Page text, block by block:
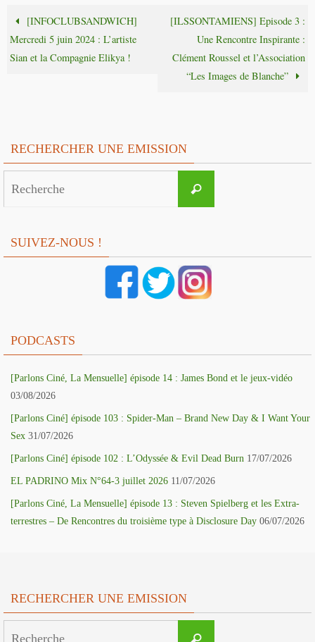
[INFOCLUBSANDWICH]
Mercredi 5 juin 2024 : L’artiste
Sian et la Compagnie Elikya !
[ILSSONTAMIENS] Episode 3 :
Une Rencontre Inspirante :
Clément Roussel et l’Association
“Les Images de Blanche”
RECHERCHER UNE EMISSION
Recherche
SUIVEZ-NOUS !
PODCASTS
[Parlons Ciné, La Mensuelle] épisode 14 : James Bond et le jeux-vidéo
03/08/2026
[Parlons Ciné] épisode 103 : Spider-Man – Brand New Day & I Want Your
Sex 31/07/2026
[Parlons Ciné] épisode 102 : L’Odyssée & Evil Dead Burn 17/07/2026
EL PADRINO Mix N°64-3 juillet 2026 11/07/2026
[Parlons Ciné, La Mensuelle] épisode 13 : Steven Spielberg et les Extra-
terrestres – De Rencontres du troisième type à Disclosure Day 06/07/2026
RECHERCHER UNE EMISSION
Recherche